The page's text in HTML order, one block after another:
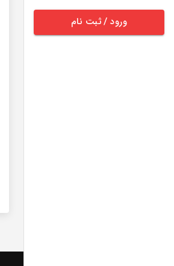
ورود / ثبت نام